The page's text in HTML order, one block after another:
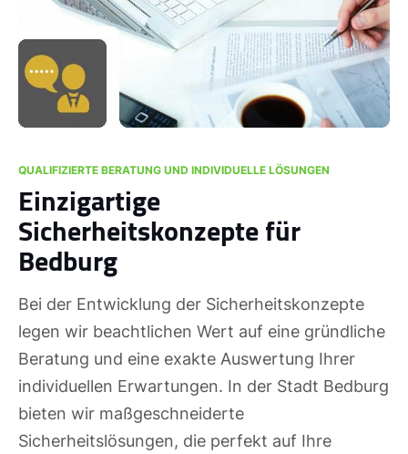
QUALIFIZIERTE BERATUNG UND INDIVIDUELLE LÖSUNGEN
Einzigartige
Sicherheitskonzepte für
Bedburg
Bei der Entwicklung der Sicherheitskonzepte
legen wir beachtlichen Wert auf eine gründliche
Beratung und eine exakte Auswertung Ihrer
individuellen Erwartungen. In der Stadt Bedburg
bieten wir maßgeschneiderte
Sicherheitslösungen, die perfekt auf Ihre